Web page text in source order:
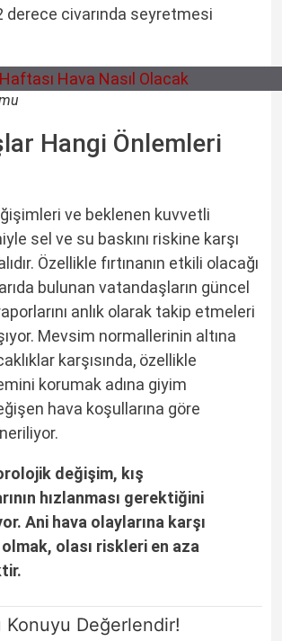
derece civarında seyretmesi
Hangi Önlemleri
ve beklenen kuvvetli
sel ve su baskını riskine karşı
Özellikle fırtınanın etkili olacağı
bulunan vatandaşların güncel
anlık olarak takip etmeleri
Mevsim normallerinin altına
karşısında, özellikle
korumak adına giyim
hava koşullarına göre
değişim, kış
hızlanması gerektiğini
Ani hava olaylarına karşı
olmak, olası riskleri en aza
Konuyu Değerlendir!